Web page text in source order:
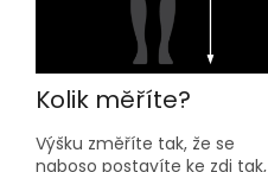
Kolik měříte?
Výšku změříte tak, že se
naboso postavíte ke zdi tak,